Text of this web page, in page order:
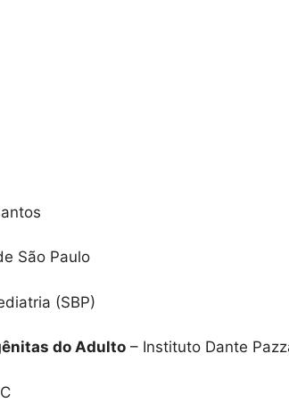
São Paulo
(SBP)
do Adulto – Instituto Dante